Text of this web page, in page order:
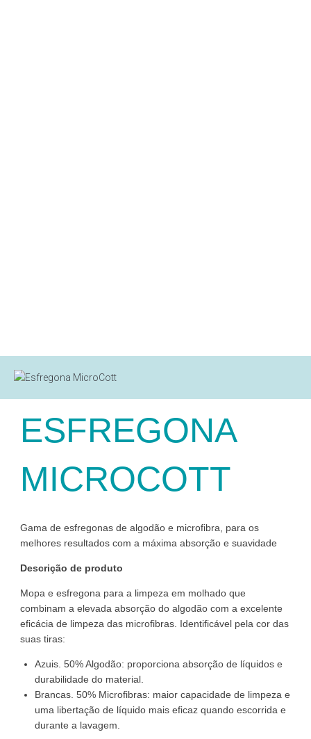
ESFREGONA
MICROCOTT
Gama de esfregonas de algodão e microfibra, para os
melhores resultados com a máxima absorção e suavidade
Descrição de produto
Mopa e esfregona para a limpeza em molhado que
combinam a elevada absorção do algodão com a excelente
eficácia de limpeza das microfibras. Identificável pela cor das
suas tiras:
Azuis. 50% Algodão: proporciona absorção de líquidos e
durabilidade do material.
Brancas. 50% Microfibras: maior capacidade de limpeza e
uma libertação de líquido mais eficaz quando escorrida e
durante a lavagem.